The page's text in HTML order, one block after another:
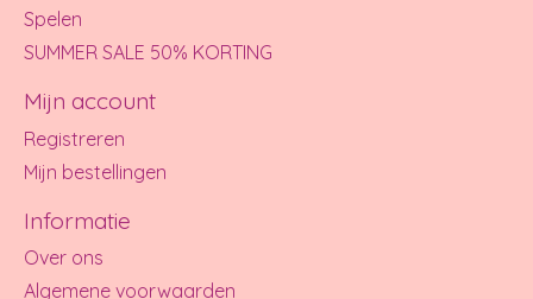
Spelen
SUMMER SALE 50% KORTING
Mijn account
Registreren
Mijn bestellingen
Informatie
Over ons
Algemene voorwaarden